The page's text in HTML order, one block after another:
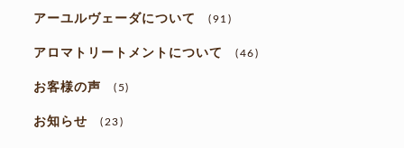
アーユルヴェーダについて (91)
アロマトリートメントについて (46)
お客様の声 (5)
お知らせ (23)